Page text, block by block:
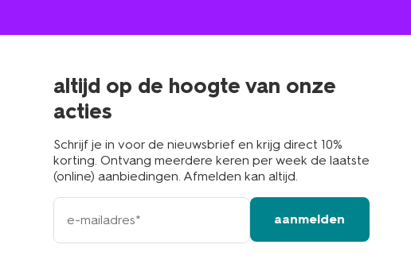
in
altijd op de hoogte van onze
acties
Schrijf je in voor de nieuwsbrief en krijg direct 10%
korting. Ontvang meerdere keren per week de laatste
(online) aanbiedingen. Afmelden kan altijd.
e-
mailadres
aanmelden